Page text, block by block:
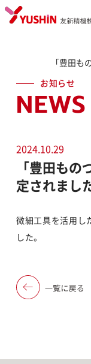
お知らせ
NEWS
「豊田も
2024.10.29
「豊田も
定されまし
微細工具を活用し
した。